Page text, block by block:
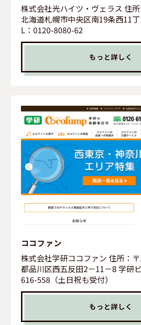
株式会社光ハイツ・ヴェラス 住
北海道札幌市中央区南19条西11
L：0120-8080-62
もっと詳しく
ココファン
株式会社学研ココファン 住所：
都品川区西五反田2－11－8 学研
616-558（土日祝も受付）
もっと詳しく